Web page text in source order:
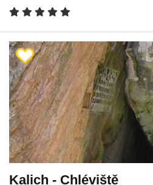
Kalich - Chléviště